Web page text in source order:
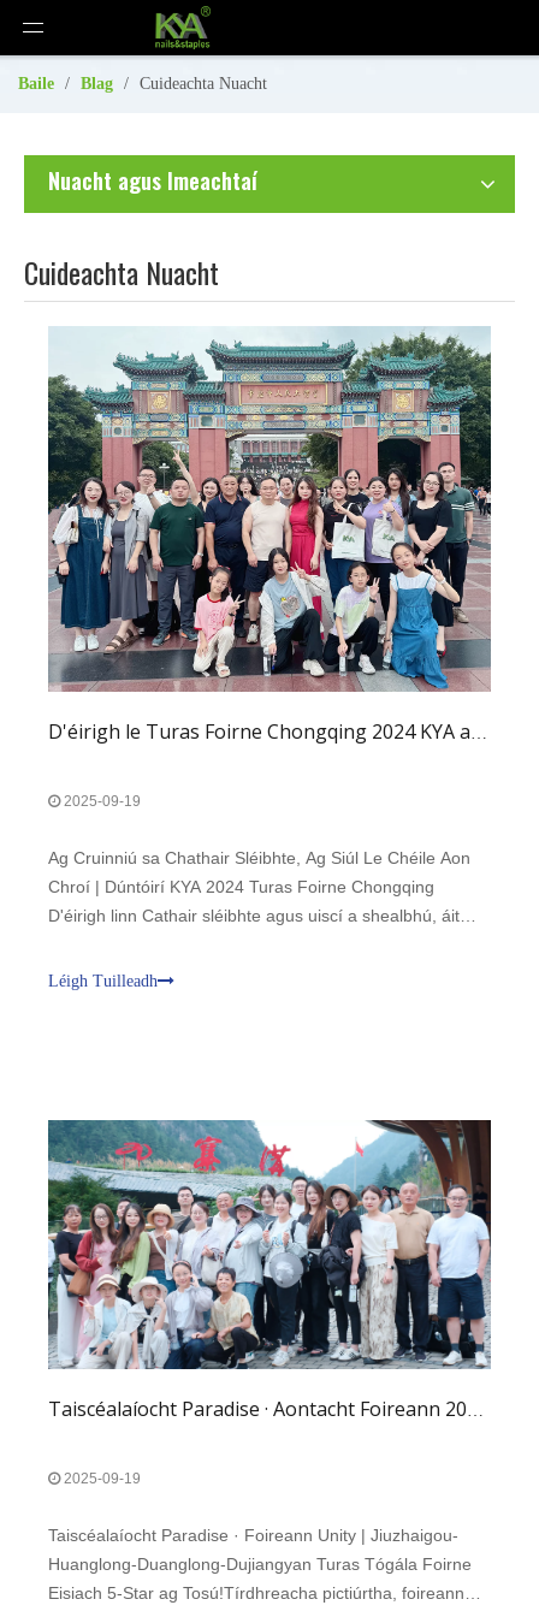
Baile / Blag / Cuideachta Nuacht
Nuacht agus Imeachtaí
Cuideachta Nuacht
2025-09-19
Ag Cruinniú sa Chathair Sléibhte, Ag Siúl Le Chéile Aon
Chroí | Dúntóirí KYA 2024 Turas Foirne Chongqing
D'éirigh linn Cathair sléibhte agus uiscí a shealbhú, áit
cairdeas a dhoimhniú sa chathair dhraíochtúil 8D agus
Léigh Tuilleadh
2025-09-19
Taiscéalaíocht Paradise · Foireann Unity | Jiuzhaigou-
Huanglong-Duanglong-Dujiangyan Turas Tógála Foirne
Eisiach 5-Star ag Tosú!Tírdhreacha pictiúrtha, foireann